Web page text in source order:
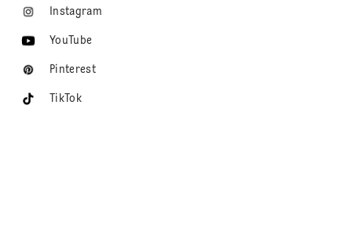
Instagram
YouTube
Pinterest
TikTok